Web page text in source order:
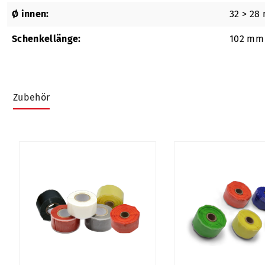
Ø innen: 32 > 28
Schenkellänge: 102 mm
Zubehör